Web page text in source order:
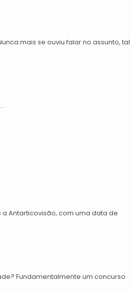
mais se ouviu falar no assunto, tal
a Antarticovisão, com uma data de
Fundamentalmente um concurso